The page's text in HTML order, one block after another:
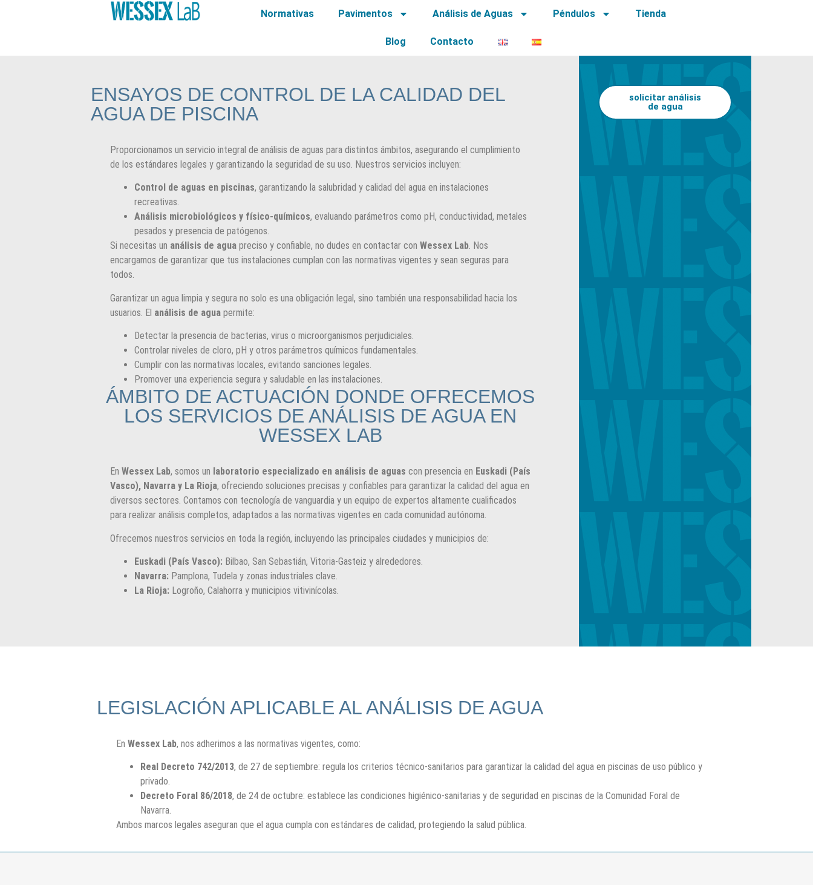
Normativas Pavimentos Análisis de Aguas Péndulos Tienda
Blog Contacto
ENSAYOS DE CONTROL DE LA CALIDAD DEL
AGUA DE PISCINA
Proporcionamos un servicio integral de análisis de aguas para distintos ámbitos, asegurando el cumplimiento
de los estándares legales y garantizando la seguridad de su uso. Nuestros servicios incluyen:
Control de aguas en piscinas, garantizando la salubridad y calidad del agua en instalaciones
recreativas.
Análisis microbiológicos y físico-químicos, evaluando parámetros como pH, conductividad, metales
pesados y presencia de patógenos.
Si necesitas un análisis de agua preciso y confiable, no dudes en contactar con Wessex Lab. Nos
encargamos de garantizar que tus instalaciones cumplan con las normativas vigentes y sean seguras para
todos.
Garantizar un agua limpia y segura no solo es una obligación legal, sino también una responsabilidad hacia los
usuarios. El análisis de agua permite:
Detectar la presencia de bacterias, virus o microorganismos perjudiciales.
Controlar niveles de cloro, pH y otros parámetros químicos fundamentales.
Cumplir con las normativas locales, evitando sanciones legales.
Promover una experiencia segura y saludable en las instalaciones.
ÁMBITO DE ACTUACIÓN DONDE OFRECEMOS
LOS SERVICIOS DE ANÁLISIS DE AGUA EN
WESSEX LAB
En Wessex Lab, somos un laboratorio especializado en análisis de aguas con presencia en Euskadi (País
Vasco), Navarra y La Rioja, ofreciendo soluciones precisas y confiables para garantizar la calidad del agua en
diversos sectores. Contamos con tecnología de vanguardia y un equipo de expertos altamente cualificados
para realizar análisis completos, adaptados a las normativas vigentes en cada comunidad autónoma.
Ofrecemos nuestros servicios en toda la región, incluyendo las principales ciudades y municipios de:
Euskadi (País Vasco): Bilbao, San Sebastián, Vitoria-Gasteiz y alrededores.
Navarra: Pamplona, Tudela y zonas industriales clave.
La Rioja: Logroño, Calahorra y municipios vitivinícolas.
solicitar análisis
de agua
LEGISLACIÓN APLICABLE AL ANÁLISIS DE AGUA
En Wessex Lab, nos adherimos a las normativas vigentes, como:
Real Decreto 742/2013, de 27 de septiembre: regula los criterios técnico-sanitarios para garantizar la calidad del agua en piscinas de uso público y
privado.
Decreto Foral 86/2018, de 24 de octubre: establece las condiciones higiénico-sanitarias y de seguridad en piscinas de la Comunidad Foral de
Navarra.
Ambos marcos legales aseguran que el agua cumpla con estándares de calidad, protegiendo la salud pública.